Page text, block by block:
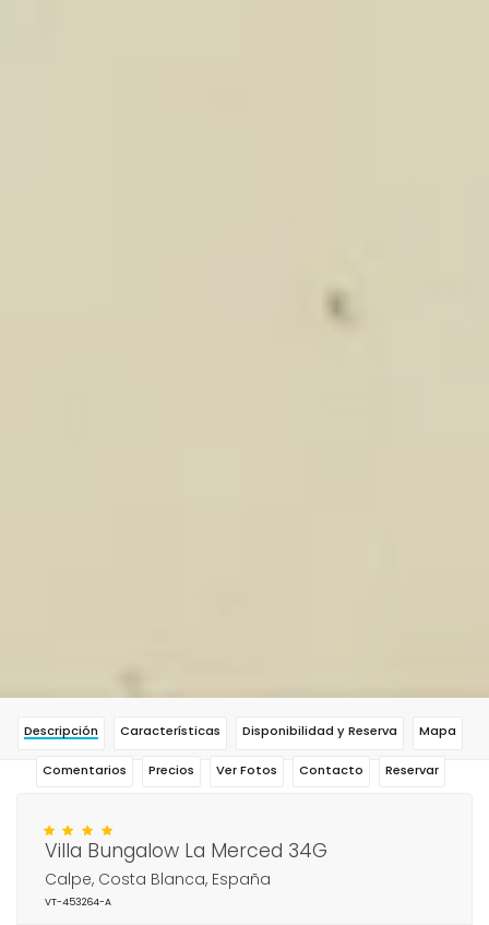
Descripción Características Disponibilidad y Reserva Mapa
Comentarios Precios Ver Fotos Contacto Reservar
Villa Bungalow La Merced 34G
Calpe, Costa Blanca, España
VT-453264-A